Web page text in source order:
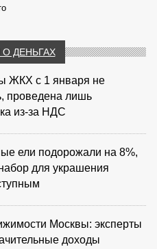
ДЕНЬГАХ
ЖКХ с 1 января не
проведена лишь
из‑за НДС
ели подорожали на 8%,
для украшения
Москвы: эксперты
доходы